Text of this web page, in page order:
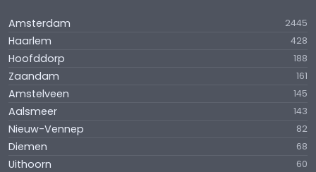
Amsterdam 2445
Haarlem 428
Hoofddorp 188
Zaandam 161
Amstelveen 145
Aalsmeer 143
Nieuw-Vennep 82
Diemen 68
Uithoorn 60